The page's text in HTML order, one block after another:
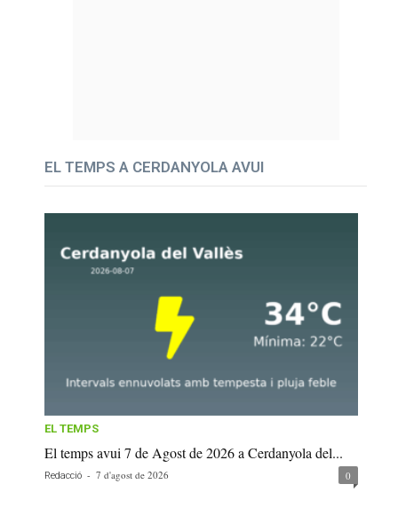
EL TEMPS A CERDANYOLA AVUI
EL TEMPS
El temps avui 7 de Agost de 2026 a Cerdanyola del...
Redacció - 7 d'agost de 2026 0